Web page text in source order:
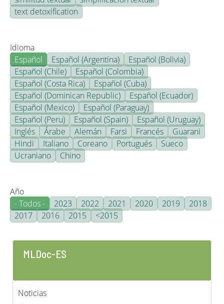
text detoxification
Idioma
Español
Español (Argentina)
Español (Bolivia)
Español (Chile)
Español (Colombia)
Español (Costa Rica)
Español (Cuba)
Español (Dominican Republic)
Español (Ecuador)
Español (Mexico)
Español (Paraguay)
Español (Peru)
Español (Spain)
Español (Uruguay)
Inglés
Árabe Alemán Farsi Francés
Guarani
Hindi
Italiano Coreano Portugués
Sueco
Ucraniano
Chino
Año
- Todos -
2023 2022 2021 2020 2019
2018
2017
2016 2015 <2015
MLDoc-ES
Noticias